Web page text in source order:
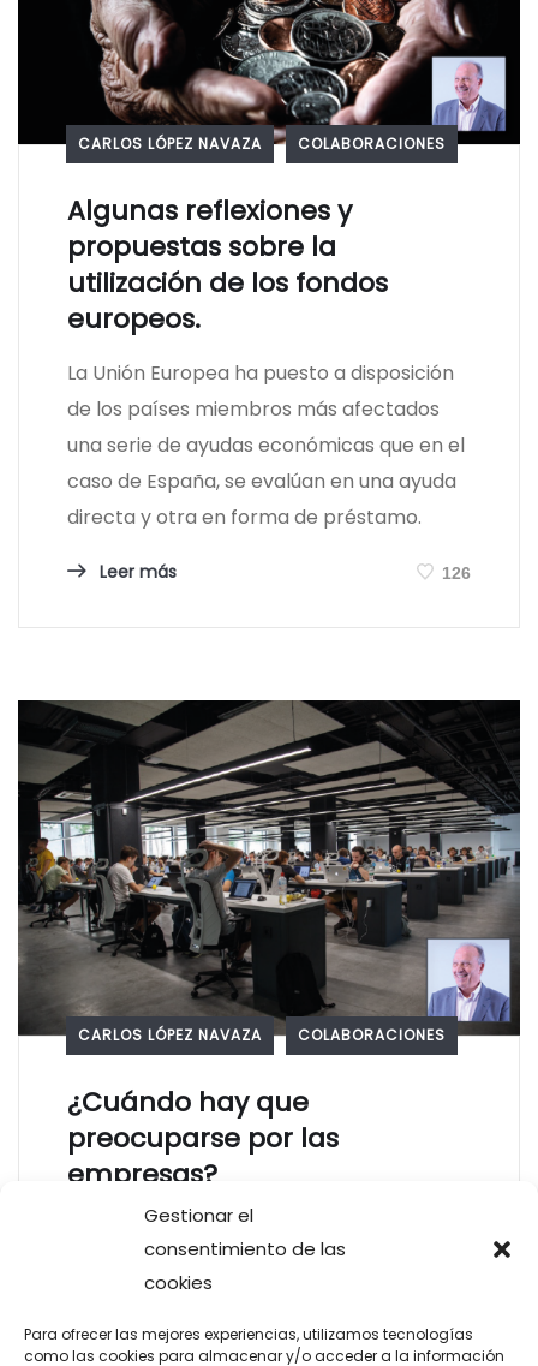
Gestionar el
consentimiento de las
cookies
Para ofrecer las mejores experiencias, utilizamos tecnologías
como las cookies para almacenar y/o acceder a la información
CARLOS LÓPEZ NAVAZA COLABORACIONES
Algunas reflexiones y
propuestas sobre la
utilización de los fondos
europeos.
La Unión Europea ha puesto a disposición
de los países miembros más afectados
una serie de ayudas económicas que en el
caso de España, se evalúan en una ayuda
directa y otra en forma de préstamo.
Leer más 126
CARLOS LÓPEZ NAVAZA COLABORACIONES
¿Cuándo hay que
preocuparse por las
empresas?
En los últimos tiempos hemos visto
grandes manifestaciones de trabajadores,
reconducir a empresas que plantean